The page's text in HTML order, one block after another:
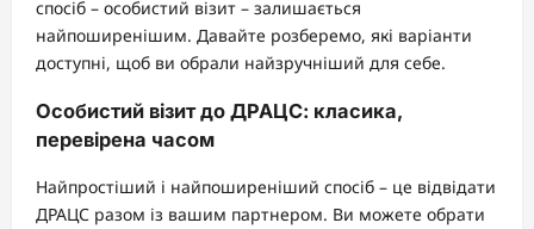
спосіб – особистий візит – залишається
найпоширенішим. Давайте розберемо, які варіанти
доступні, щоб ви обрали найзручніший для себе.
Особистий візит до ДРАЦС: класика,
перевірена часом
Найпростіший і найпоширеніший спосіб – це відвідати
ДРАЦС разом із вашим партнером. Ви можете обрати